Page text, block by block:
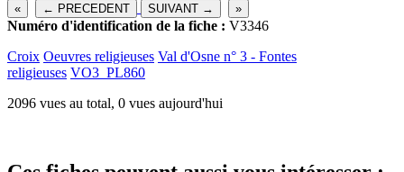
« ← PRECEDENT SUIVANT → »
Numéro d'identification de la fiche : V3346
Croix Oeuvres religieuses Val d'Osne n° 3 - Fontes
religieuses VO3_PL860
2096 vues au total, 0 vues aujourd'hui